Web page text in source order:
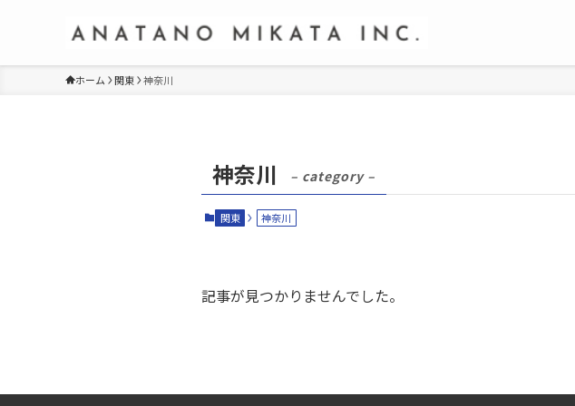
ホーム 関東 神奈川
神奈川 – category –
関東 神奈川
記事が見つかりませんでした。